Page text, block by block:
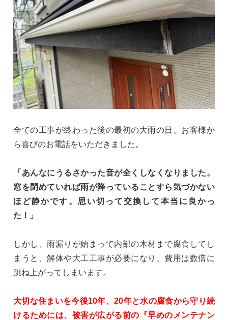
全ての工事が終わった後の最初の大雨の日、お客様か
ら喜びのお電話をいただきました。
「あんなにうるさかった音が全くしなくなりました。
窓を閉めていれば雨が降っていることすら気づかない
ほど静かです。思い切って交換して本当に良かっ
た！」
しかし、雨漏りが始まって内部の木材まで腐食してし
まうと、解体や大工工事が必要になり、費用は数倍に
跳ね上がってしまいます。
大切な住まいを今後10年、20年と水の腐食から守り続
けるためには、被害が広がる前の『早めのメンテナン